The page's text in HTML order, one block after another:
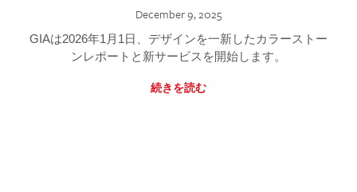
December 9, 2025
GIAは2026年1月1日、デザインを一新したカラーストー
ンレポートと新サービスを開始します。
続きを読む